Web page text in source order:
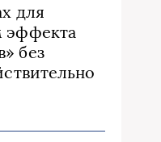
для
эффекта
без